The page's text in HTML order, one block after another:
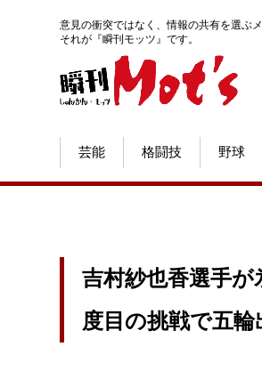
意見の衝突ではなく、情報の共有を選ぶメ
それが『瞬刊モッツ』です。
芸能 格闘技 野球
吉村紗也香選手
度目の挑戦で五